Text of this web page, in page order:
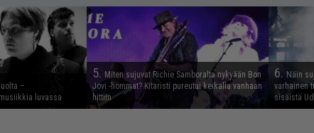
–
luvassa
5. Miten sujuvat Richie Samboralta nykyään Bon
Jovi -hommat? Kitaristi pureutui keikalla vanhaan
hittiin
6. Näin
varhainen
sisäistä